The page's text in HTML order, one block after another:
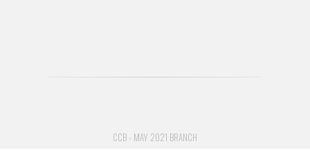
CCB - MAY 2021 BRANCH